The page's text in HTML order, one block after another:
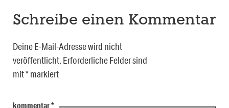
Schreibe einen Kommentar
Deine E-Mail-Adresse wird nicht
veröffentlicht. Erforderliche Felder sind
mit*markiert
kommentar*